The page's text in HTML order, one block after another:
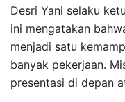
Desri Yani selaku
ini mengatakan
menjadi satu
banyak pekerjaan.
presentasi di depan